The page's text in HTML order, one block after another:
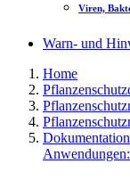
Viren,
Warn- und
Home